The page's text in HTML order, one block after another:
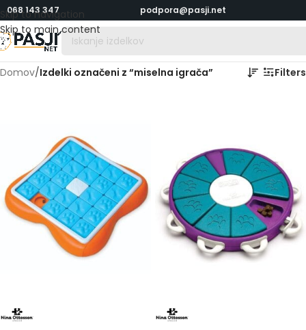
Skip to navigation
Skip to main content
068 143 347 podpora@pasji.net
Domov/Izdelki označeni z “miselna igrača” Filters